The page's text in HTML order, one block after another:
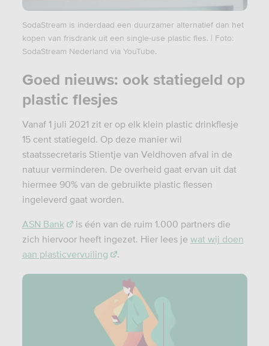
SodaStream is inderdaad een duurzamer alternatief dan het
kopen van frisdrank uit een single-use plastic fles. | Foto:
SodaStream Nederland via YouTube.
Goed nieuws: ook statiegeld op
plastic flesjes
Vanaf 1 juli 2021 zit er op elk klein plastic drinkflesje
15 cent statiegeld. Op deze manier wil
staatssecretaris Stientje van Veldhoven afval in de
natuur verminderen. De overheid gaat ervan uit dat
hiermee 90% van de gebruikte plastic flessen
ingeleverd gaat worden.
ASN Bank
is één van de ruim 1.000 partners die
zich hiervoor heeft ingezet. Hier lees je wat wij doen
aan plasticvervuiling
.